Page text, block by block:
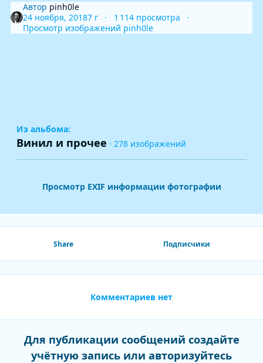
Автор pinh0le
24 ноября, 20187 г
1 114 просмотра
Просмотр изображений pinh0le
Из альбома:
Винил и прочее · 278 изображений
Просмотр EXIF информации фотографии
Share Подписчики
Комментариев нет
Для публикации сообщений создайте
учётную запись или авторизуйтесь